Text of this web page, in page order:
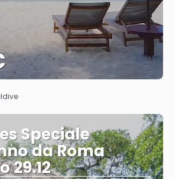
Speciale
da Roma
29.12